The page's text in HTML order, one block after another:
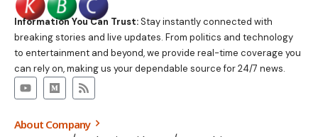
Information You Can Trust:Stay instantly connected with
breaking stories and live updates. From politics and technology
to entertainment and beyond, we provide real-time coverage you
can rely on, making us your dependable source for 24/7 news.
About Company